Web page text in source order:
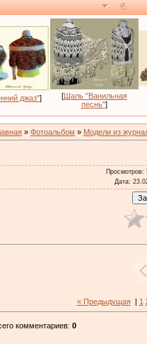
джаз"] [Шаль "Ванильная
песнь"]
» Фотоальбом » Модели из
Просмотров:
Дата:
« Предыдущая| 1
комментариев: 0